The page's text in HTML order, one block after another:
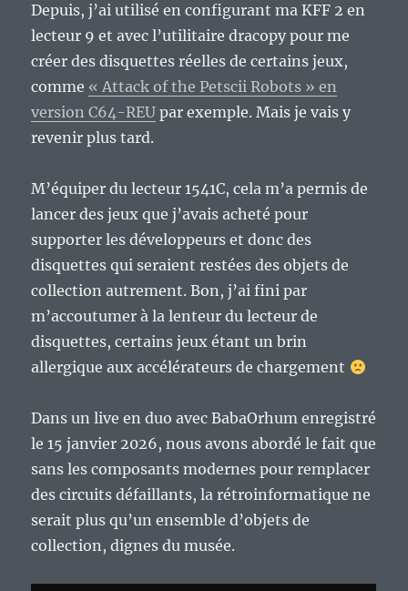
Depuis, j’ai utilisé en configurant ma KFF 2 en
lecteur 9 et avec l’utilitaire dracopy pour me
créer des disquettes réelles de certains jeux,
comme « Attack of the Petscii Robots » en
version C64-REU par exemple. Mais je vais y
revenir plus tard.
M’équiper du lecteur 1541C, cela m’a permis de
lancer des jeux que j’avais acheté pour
supporter les développeurs et donc des
disquettes qui seraient restées des objets de
collection autrement. Bon, j’ai fini par
m’accoutumer à la lenteur du lecteur de
disquettes, certains jeux étant un brin
allergique aux accélérateurs de chargement
Dans un live en duo avec BabaOrhum enregistré
le 15 janvier 2026, nous avons abordé le fait que
sans les composants modernes pour remplacer
des circuits défaillants, la rétroinformatique ne
serait plus qu’un ensemble d’objets de
collection, dignes du musée.